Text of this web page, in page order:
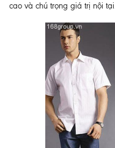
cao và chú trọng giá trị nội tại.